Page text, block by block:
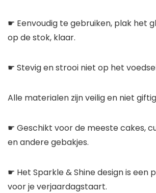
☛ Eenvoudig te gebruiken, plak het
op de stok, klaar.
☛ Stevig en strooi niet op het
Alle materialen zijn veilig en niet
☛ Geschikt voor de meeste cakes,
en andere gebakjes.
☛ Het Sparkle & Shine design is een
voor je verjaardagstaart.